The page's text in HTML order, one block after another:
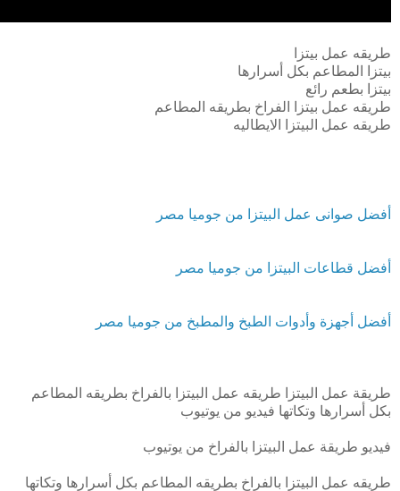
طريقه عمل بيتزا
بيتزا المطاعم بكل أسرارها
بيتزا بطعم رائع
طريقه عمل بيتزا الفراخ بطريقه المطاعم
طريقه عمل البيتزا الايطاليه
أفضل صوانى عمل البيتزا من جوميا مصر
أفضل قطاعات البيتزا من جوميا مصر
أفضل أجهزة وأدوات الطبخ والمطبخ من جوميا مصر
طريقة عمل البيتزا طريقه عمل البيتزا بالفراخ بطريقه المطاعم
بكل أسرارها وتكاتها فيديو من يوتيوب
فيديو طريقة عمل البيتزا بالفراخ من يوتيوب
طريقه عمل البيتزا بالفراخ بطريقه المطاعم بكل أسرارها وتكاتها